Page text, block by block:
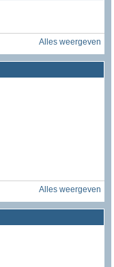
Alles weergeven
Alles weergeven